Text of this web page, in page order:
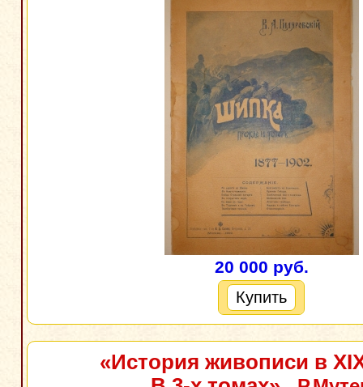
20 000 руб.
Купить
«История живописи в